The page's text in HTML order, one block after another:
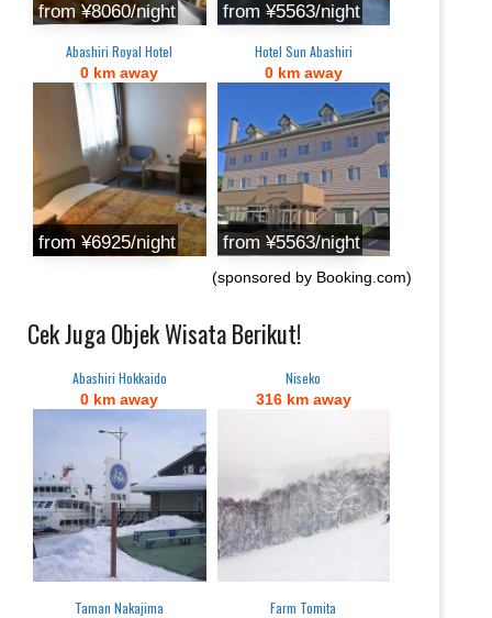
from ‎¥8060/night from ‎¥5563/night
Abashiri Royal Hotel
0 km away
from ‎¥6925/night
Hotel Sun Abashiri
0 km away
from ‎¥5563/night
(sponsored by Booking.com)
Cek Juga Objek Wisata Berikut!
Abashiri Hokkaido
0 km away
Niseko
316 km away
Taman Nakajima Farm Tomita